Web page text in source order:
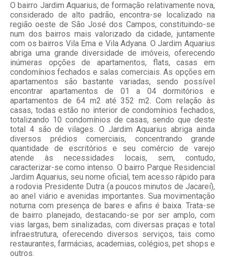
O bairro Jardim Aquarius, de formação relativamente nova,
considerado de alto padrão, encontra-se localizado na
região oeste de São José dos Campos, constituindo-se
num dos bairros mais valorizado da cidade, juntamente
com os bairros Vila Ema e Vila Adyana. O Jardim Aquarius
abriga uma grande diversidade de imóveis, oferecendo
inúmeras opções de apartamentos, flats, casas em
condomínios fechados e salas comerciais. As opções em
apartamentos são bastante variadas, sendo possível
encontrar apartamentos de 01 a 04 dormitórios e
apartamentos de 64 m2 até 352 m2. Com relação às
casas, todas estão no interior de condomínios fechados,
totalizando 10 condomínios de casas, sendo que deste
total 4 são de vilages. O Jardim Aquarius abriga ainda
diversos prédios comerciais, concentrando grande
quantidade de escritórios e seu comércio de varejo
atende às necessidades locais, sem, contudo,
caracterizar-se como intenso. O bairro Parque Residencial
Jardim Aquarius, seu nome oficial, tem acesso rápido para
a rodovia Presidente Dutra (a poucos minutos de Jacareí),
ao anel viário e avenidas importantes. Sua movimentação
noturna com presença de bares e afins é baixa. Trata-se
de bairro planejado, destacando-se por ser amplo, com
vias largas, bem sinalizadas, com diversas praças e total
infraestrutura, oferecendo diversos serviços, tais como
restaurantes, farmácias, academias, colégios, pet shops e
outros.